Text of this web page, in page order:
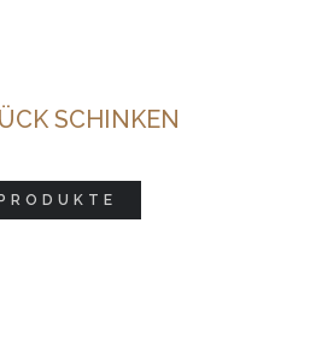
SCHINKEN